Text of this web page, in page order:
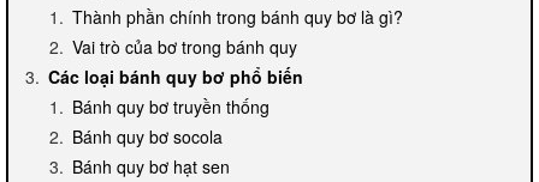
Thành phần chính trong bánh quy bơ là gì?
Vai trò của bơ trong bánh quy
Các loại bánh quy bơ phổ biến
Bánh quy bơ truyền thống
Bánh quy bơ socola
Bánh quy bơ hạt sen